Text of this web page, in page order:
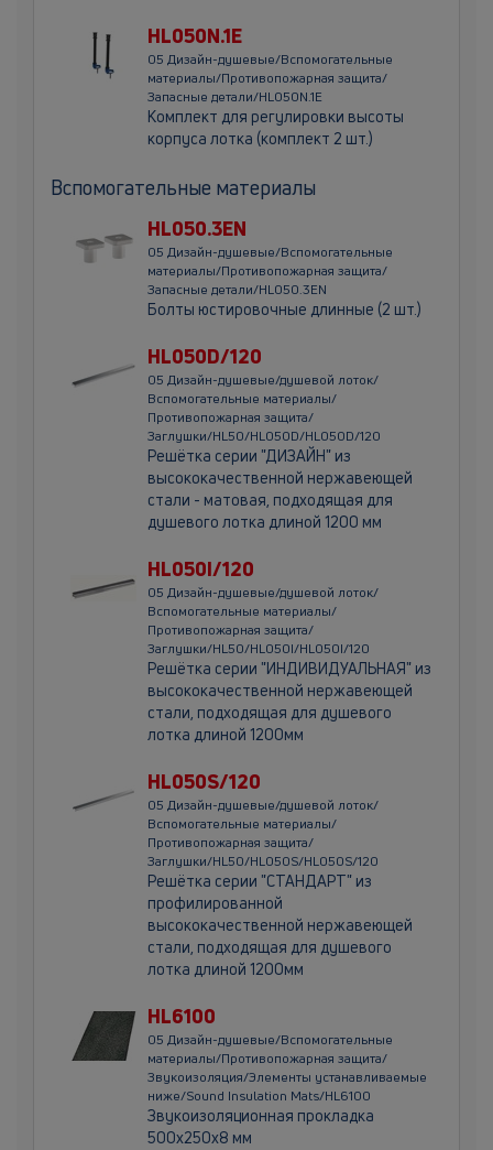
HL050N.1E
05 Дизайн-душевые/Вспомогательные
материалы/Противопожарная защита/
Запасные детали/HL050N.1E
Комплект для регулировки высоты
корпуса лотка (комплект 2 шт.)
Вспомогательные материалы
HL050.3EN
05 Дизайн-душевые/Вспомогательные
материалы/Противопожарная защита/
Запасные детали/HL050.3EN
Болты юстировочные длинные (2 шт.)
HL050D/120
05 Дизайн-душевые/душевой лоток/
Вспомогательные материалы/
Противопожарная защита/
Заглушки/HL50/HL050D/HL050D/120
Решётка серии "ДИЗАЙН" из
высококачественной нержавеющей
стали - матовая, подходящая для
душевого лотка длиной 1200 мм
HL050I/120
05 Дизайн-душевые/душевой лоток/
Вспомогательные материалы/
Противопожарная защита/
Заглушки/HL50/HL050I/HL050I/120
Решётка серии "ИНДИВИДУАЛЬНАЯ" из
высококачественной нержавеющей
стали, подходящая для душевого
лотка длиной 1200мм
HL050S/120
05 Дизайн-душевые/душевой лоток/
Вспомогательные материалы/
Противопожарная защита/
Заглушки/HL50/HL050S/HL050S/120
Решётка серии "СТАНДАРТ" из
профилированной
высококачественной нержавеющей
стали, подходящая для душевого
лотка длиной 1200мм
HL6100
05 Дизайн-душевые/Вспомогательные
материалы/Противопожарная защита/
Звукоизоляция/Элементы устанавливаемые
ниже/Sound Insulation Mats/HL6100
Звукоизоляционная прокладка
500х250х8 мм